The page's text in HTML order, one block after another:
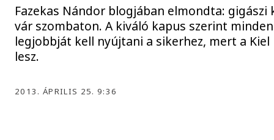
Fazekas Nándor blogjában elmondta: gigászi
vár szombaton. A kiváló kapus szerint
legjobbját kell nyújtani a sikerhez, mert a Kiel
lesz.
2013. ÁPRILIS 25. 9:36